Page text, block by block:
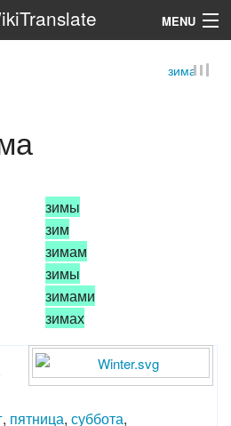
MENU
зима
зимы
зим
зимам
зимы
зимами
зимах
, пятница, суббота,